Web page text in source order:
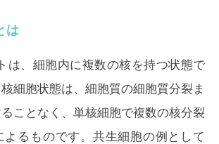
は
は、細胞内に複数の核を持つ状態で
細胞状態は、細胞質の細胞質分裂ま
ことなく、単核細胞で複数の核分裂
よるものです。共生細胞の例として